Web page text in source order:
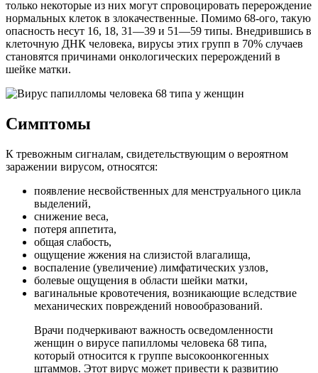
только некоторые из них могут спровоцировать перерождение
нормальных клеток в злокачественные. Помимо 68-ого, такую
опасность несут 16, 18, 31—39 и 51—59 типы. Внедрившись в
клеточную ДНК человека, вирусы этих групп в 70% случаев
становятся причинами онкологических перерождений в
шейке матки.
Симптомы
К тревожным сигналам, свидетельствующим о вероятном
заражении вирусом, относятся:
появление несвойственных для менструального цикла
выделений,
снижение веса,
потеря аппетита,
общая слабость,
ощущение жжения на слизистой влагалища,
воспаление (увеличение) лимфатических узлов,
болевые ощущения в области шейки матки,
вагинальные кровотечения, возникающие вследствие
механических повреждений новообразований.
Врачи подчеркивают важность осведомленности
женщин о вирусе папилломы человека 68 типа,
который относится к группе высокоонкогенных
штаммов. Этот вирус может привести к развитию